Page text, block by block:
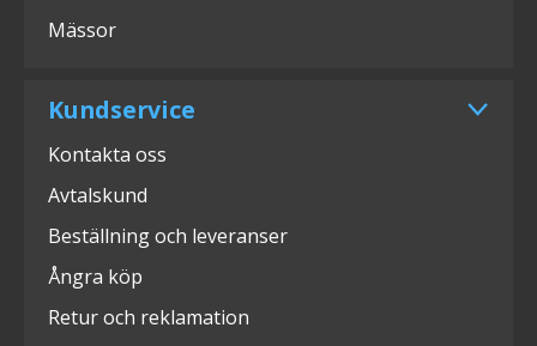
Mässor
Kundservice
Kontakta oss
Avtalskund
Beställning och leveranser
Ångra köp
Retur och reklamation